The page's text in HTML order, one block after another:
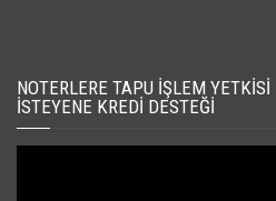
NOTERLERE TAPU İŞLEM
İSTEYENE KREDI DESTEĞI